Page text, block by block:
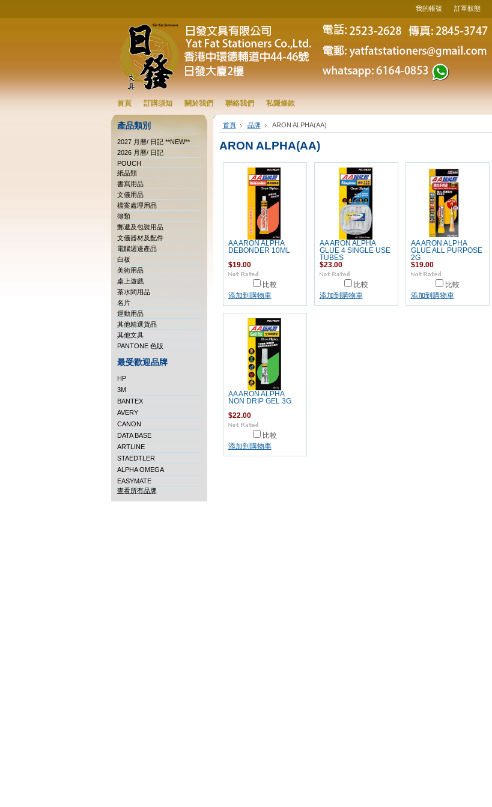
我的帳號 訂單狀態
首頁 訂購須知 關於我們 聯絡我們 私隱條款
產品類別
2027 月曆/ 日記 **NEW**
2026 月曆/ 日記
POUCH
紙品類
書寫用品
文儀用品
檔案處理用品
簿類
郵遞及包裝用品
文儀器材及配件
電腦週邊產品
白板
美術用品
桌上遊戲
茶水間用品
名片
運動用品
其他精選貨品
其他文具
PANTONE 色版
最受歡迎品牌
HP
3M
BANTEX
AVERY
CANON
DATA BASE
ARTLINE
STAEDTLER
ALPHA OMEGA
EASYMATE
查看所有品牌
首頁 品牌 ARON ALPHA(AA)
ARON ALPHA(AA)
AA ARON ALPHA
DEBONDER 10ML
$19.00
比較
添加到購物車
AA ARON ALPHA
GLUE 4 SINGLE USE
TUBES
$23.00
比較
添加到購物車
AA ARON ALPHA
GLUE ALL PURPOSE
2G
$19.00
比較
添加到購物車
AA ARON ALPHA
NON DRIP GEL 3G
$22.00
比較
添加到購物車